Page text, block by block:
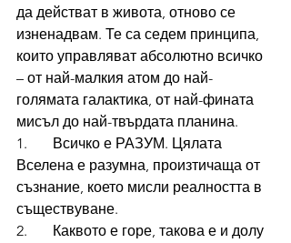
да действат в живота, отново се
изненадвам. Те са седем принципа,
които управляват абсолютно всичко
– от най-малкия атом до най-
голямата галактика, от най-фината
мисъл до най-твърдата планина.
1.       Всичко е РАЗУМ. Цялата
Вселена е разумна, произтичаща от
съзнание, което мисли реалността в
съществуване.
2.       Каквото е горе, такова е и долу